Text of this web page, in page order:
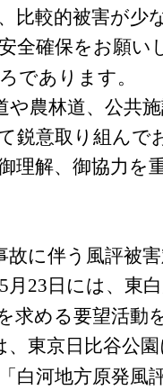
比較的被害が少
全確保をお願い
であります。
や農林道、公共
鋭意取り組んで
理解、御協力を
故に伴う風評被
5 月 23日には、東
求める要望活動
、東京日比谷公
白河地方原発風